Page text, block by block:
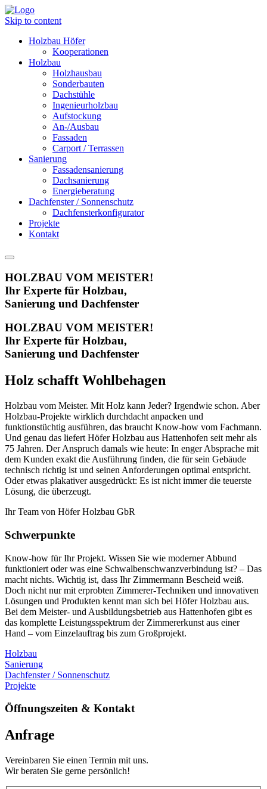
Skip to content
Holzbau Höfer
Kooperationen
Holzbau
Holzhausbau
Sonderbauten
Dachstühle
Ingenieurholzbau
Aufstockung
An-/Ausbau
Fassaden
Carport / Terrassen
Sanierung
Fassadensanierung
Dachsanierung
Energieberatung
Dachfenster / Sonnenschutz
Dachfensterkonfigurator
Projekte
Kontakt
HOLZBAU VOM MEISTER!
Ihr Experte für Holzbau,
Sanierung und Dachfenster
HOLZBAU VOM MEISTER!
Ihr Experte für Holzbau,
Sanierung und Dachfenster
Holz schafft Wohlbehagen
Holzbau vom Meister. Mit Holz kann Jeder? Irgendwie schon. Aber
Holzbau-Projekte wirklich durchdacht anpacken und
funktionstüchtig ausführen, das braucht Know-how vom Fachmann.
Und genau das liefert Höfer Holzbau aus Hattenhofen seit mehr als
75 Jahren. Der Anspruch damals wie heute: In enger Absprache mit
dem Kunden exakt die Ausführung finden, die für sein Gebäude
technisch richtig ist und seinen Anforderungen optimal entspricht.
Oder etwas plakativer ausgedrückt: Es ist nicht immer die teuerste
Lösung, die überzeugt.
Ihr Team von Höfer Holzbau GbR
Schwerpunkte
Know-how für Ihr Projekt. Wissen Sie wie moderner Abbund
funktioniert oder was eine Schwalbenschwanzverbindung ist? – Das
macht nichts. Wichtig ist, dass Ihr Zimmermann Bescheid weiß.
Doch nicht nur mit erprobten Zimmerer-Techniken und innovativen
Lösungen und Produkten kennt man sich bei Höfer Holzbau aus.
Bei dem Meister- und Ausbildungsbetrieb aus Hattenhofen gibt es
das komplette Leistungsspektrum der Zimmererkunst aus einer
Hand – vom Einzelauftrag bis zum Großprojekt.
Holzbau
Sanierung
Dachfenster / Sonnenschutz
Projekte
Öffnungszeiten & Kontakt
Anfrage
Vereinbaren Sie einen Termin mit uns.
Wir beraten Sie gerne persönlich!